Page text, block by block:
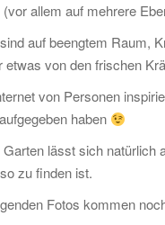
allem auf mehrere
auf beengtem Raum,
von den frischen
von Personen
haben
lässt sich natürlich
zu finden ist.
Fotos kommen